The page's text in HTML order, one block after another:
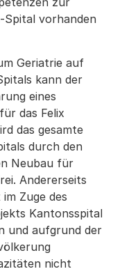
Spital vorhanden
Geriatrie auf
kann der
eines
das Felix
das gesamte
durch den
Neubau für
Andererseits
Zuge des
Kantonsspital
und aufgrund der
nicht